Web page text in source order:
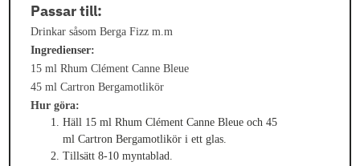
Passar till:
Drinkar såsom Berga Fizz m.m
Ingredienser:
15 ml Rhum Clément Canne Bleue
45 ml Cartron Bergamotlikör
Hur göra:
Häll 15 ml Rhum Clément Canne Bleue och 45
mlCartron Bergamotlikör i ett glas.
Tillsätt 8-10 myntablad.